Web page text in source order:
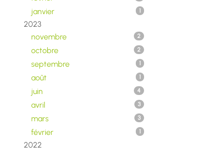
janvier 1
2023
novembre
2
octobre 2
septembre 1
août 1
juin 4
avril 3
mars 3
février 1
2022